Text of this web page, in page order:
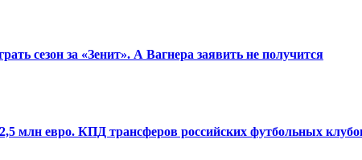
сезон за «Зенит». А Вагнера заявить не получится
млн евро. КПД трансферов российских футбольных